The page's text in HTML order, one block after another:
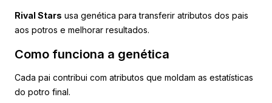
Rival Stars usa genética para transferir atributos dos pais
aos potros e melhorar resultados.
Como funciona a genética
Cada pai contribui com atributos que moldam as estatísticas
do potro final.